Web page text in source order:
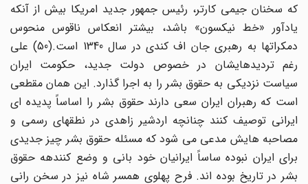
که سخنان جیمی کارتر، رئیس جمهور جدید امریکا بیش از آنکه
یادآور «خط نیکسون» باشد، بیشتر انعکاس ناقوس منحوس
دمکراتها به رهبری جان اف کندی در سال 1340 است.(50) علی
رغم تردیدهایشان در خصوص دولت جدید، حکومت ایران
سیاست نزدیکی به حقوق بشر را به اجرا گذارد. این همان مقطعی
است که رهبران ایران سعی دارند حقوق بشر را اساساً پدیده ای
ایرانی توصیف کنند چنانچه اردشیر زاهدی در نطقهای رسمی و
مصاحبه هایش مدعی می شود که مسئله حقوق بشر چیز جدیدی
برای ایران نبوده ساساً ایرانیان خود بانی و وضع کنندهه حقوق
بشر در تاریخ بوده اند. فرح پهلوی همسر شاه نیز در سخن رانی